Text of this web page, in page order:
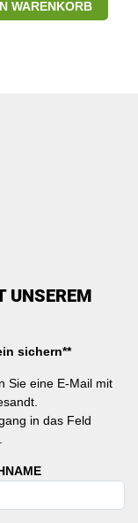
WARENKORB
UNSEREM
sichern**
Sie eine E-Mail mit
in das Feld